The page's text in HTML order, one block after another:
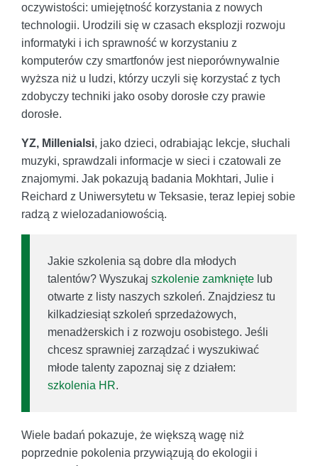
oczywistości: umiejętność korzystania z nowych
technologii. Urodzili się w czasach eksplozji rozwoju
informatyki i ich sprawność w korzystaniu z
komputerów czy smartfonów jest nieporównywalnie
wyższa niż u ludzi, którzy uczyli się korzystać z tych
zdobyczy techniki jako osoby dorosłe czy prawie
dorosłe.
YZ, Millenialsi, jako dzieci, odrabiając lekcje, słuchali
muzyki, sprawdzali informacje w sieci i czatowali ze
znajomymi. Jak pokazują badania Mokhtari, Julie i
Reichard z Uniwersytetu w Teksasie, teraz lepiej sobie
radzą z wielozadaniowością.
Jakie szkolenia są dobre dla młodych
talentów? Wyszukaj szkolenie zamknięte lub
otwarte z listy naszych szkoleń. Znajdziesz tu
kilkadziesiąt szkoleń sprzedażowych,
menadżerskich i z rozwoju osobistego. Jeśli
chcesz sprawniej zarządzać i wyszukiwać
młode talenty zapoznaj się z działem:
szkolenia HR.
Wiele badań pokazuje, że większą wagę niż
poprzednie pokolenia przywiązują do ekologii i